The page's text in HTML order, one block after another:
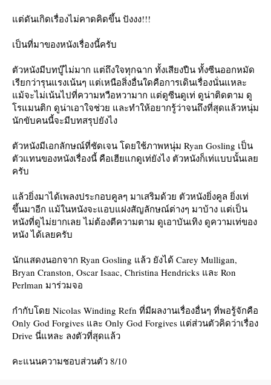
ต่ดันเกิดเรื่องไม่คาดคิดขึ้น ปังงง!!!
เป็นที่มาของหนังเรื่องนี้ครับ
ตัวหนังมีบทบู๊ไม่มาก แต่ถึงใจทุกฉาก ทั้งเสียงปืน ทั้งซีนออกหมัด
เรียกว่ารุนแรงเน้นๆ แต่เหนือสิ่งอื่นใดคือการเดินเรื่องนั่นแหละ
ม้จะไม่เน้นไปที่ความหวือหวามาก แต่ดูซีนดูเท่ ดูน่าติดตาม ดู
รแมนติก ดูน่าเอาใจช่วย และทำให้อยากรู้ว่าจนถึงที่สุดแล้วหนุ่ม
นักขับคนนี้จะมีบทสรุปยังไง
ตัวหนังมีเอกลักษณ์ที่ชัดเจน โดยใช้ภาพหนุ่ม Ryan Gosling เป็น
ตัวแทนของหนังเรื่องนี้ คือเฮียแกดูเท่ยังไง ตัวหนังก็เท่แบบนั้นเล
ครับ
ล้วยิ่งมาได้เพลงประกอบคูลๆ มาเสริมด้วย ตัวหนังยิ่งคูล ยิ่งเท่
ขึ้นมาอีก แม้ในหนังจะแอบแฝงสัญลักษณ์ต่างๆ มาบ้าง แต่เป็น
หนังที่ดูไม่ยากเลย ไม่ต้องตีความตาม ดูเอาบันเทิง ดูความเท่ของ
หนัง ได้เลยครับ
นักแสดงนอกจาก Ryan Gosling แล้ว ยังได้ Carey Mulligan,
Bryan Cranston, Oscar Isaac, Christina Hendricks และ Ron
Perlman มาร่วมจอ
กำกับโดย Nicolas Winding Refn ที่มีผลงานเรื่องอื่นๆ ที่พอรู้จักคือ
Only God Forgives และ Only God Forgives แต่ส่วนตัวคิดว่าเรื่อง
Drive นี่แหละ ลงตัวที่สุดแล้ว
คะแนนความชอบส่วนตัว 8/10